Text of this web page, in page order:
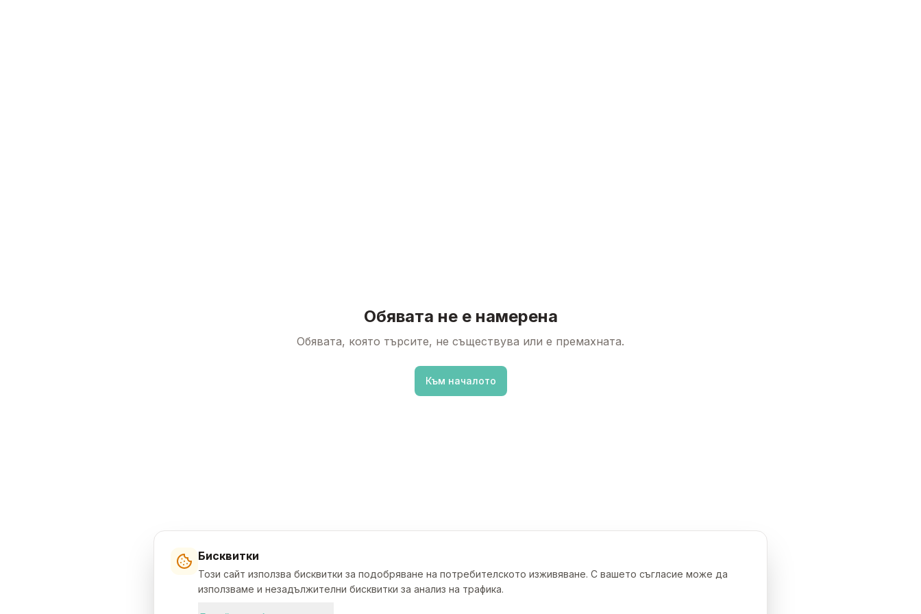
Обявата не е намерена
Обявата, която търсите, не съществува или е премахната.
Към началото
Бисквитки
Този сайт използва бисквитки за подобряване на потребителското изживяване. С вашето съгласие може да
използваме и незадължителни бисквитки за анализ на трафика.